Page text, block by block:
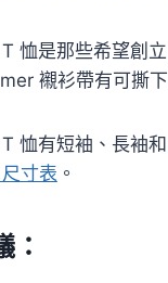
恤是那些希望創
襯衫帶有可撕
恤有短袖、長袖
寸表 。
：